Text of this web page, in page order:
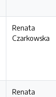
Renata
Czarkowska
Renata